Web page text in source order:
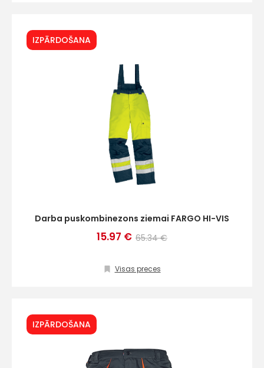
IZPĀRDOŠANA
Darba puskombinezons ziemai FARGO HI-VIS
15.97 € 65.34 €
Visas preces
IZPĀRDOŠANA